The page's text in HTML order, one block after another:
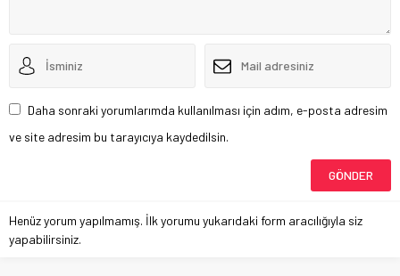
Daha sonraki yorumlarımda kullanılması için adım, e-posta adresim
ve site adresim bu tarayıcıya kaydedilsin.
Henüz yorum yapılmamış. İlk yorumu yukarıdaki form aracılığıyla siz
yapabilirsiniz.